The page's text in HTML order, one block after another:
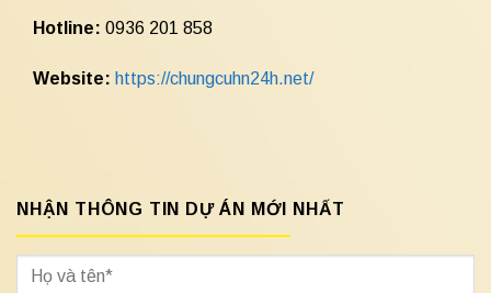
Hotline: 0936 201 858
Website: https://chungcuhn24h.net/
NHẬN THÔNG TIN DỰ ÁN MỚI NHẤT